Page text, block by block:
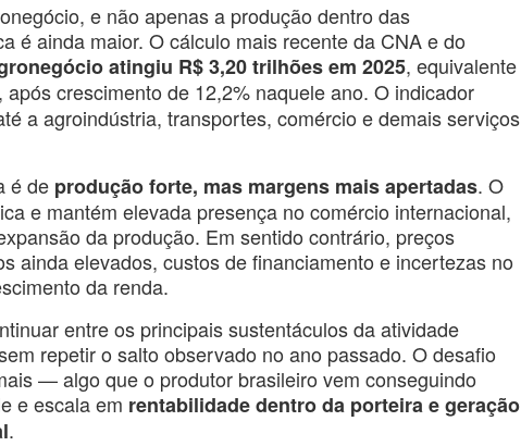
e não apenas a produção dentro das
é ainda maior. O cálculo mais recente da CNA e do
atingiu R$ 3,20 trilhões em 2025, equivalente
, após crescimento de 12,2% naquele ano. O indicador
a agroindústria, transportes, comércio e demais serviços
é de produção forte, mas margens mais apertadas. O
e mantém elevada presença no comércio internacional,
da produção. Em sentido contrário, preços
ainda elevados, custos de financiamento e incertezas no
da renda.
entre os principais sustentáculos da atividade
repetir o salto observado no ano passado. O desafio
— algo que o produtor brasileiro vem conseguindo
e escala em rentabilidade dentro da porteira e geração
.